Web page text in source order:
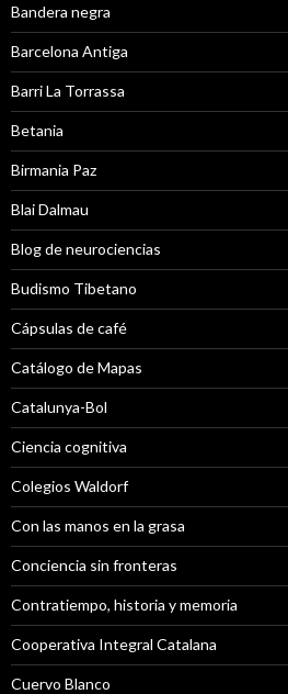
Bandera negra
Barcelona Antiga
Barri La Torrassa
Betania
Birmania Paz
Blai Dalmau
Blog de neurociencias
Budismo Tibetano
Cápsulas de café
Catálogo de Mapas
Catalunya-Bol
Ciencia cognitiva
Colegios Waldorf
Con las manos en la grasa
Conciencia sin fronteras
Contratiempo, historia y memoria
Cooperativa Integral Catalana
Cuervo Blanco